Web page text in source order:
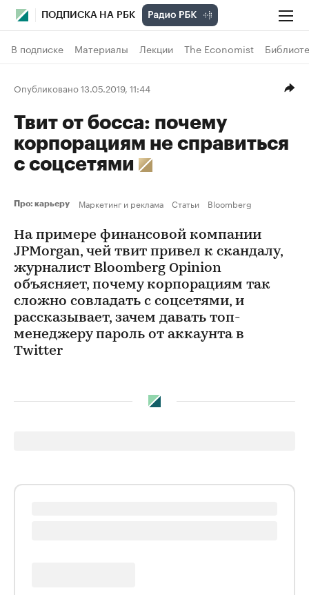
ПОДПИСКА НА РБК
В подписке Материалы Лекции The Economist
Опубликовано 13.05.2019, 11:44
Твит от босса: почему
корпорациям не справиться
с соцсетями
Про: карьеру Маркетинг и реклама Статьи Bloomberg
На примере финансовой компании
JPMorgan, чей твит привел к скандалу,
журналист Bloomberg Opinion
объясняет, почему корпорациям так
сложно совладать с соцсетями, и
рассказывает, зачем давать топ-
менеджеру пароль от аккаунта в
Twitter